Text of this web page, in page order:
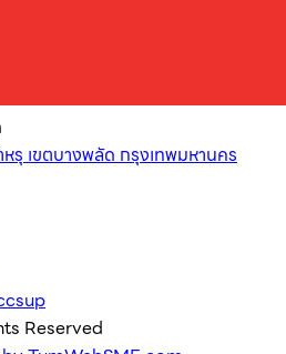
รุ เขตบางพลัด กรุงเทพมหานคร
Reserved